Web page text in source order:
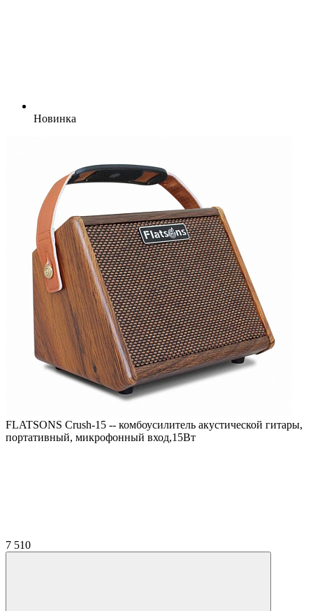
Новинка
FLATSONS Crush-15 -- комбоусилитель акустической гитары,
портативный, микрофонный вход,15Вт
7 510